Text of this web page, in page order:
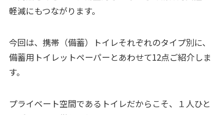
軽減にもつながります。
今回は、携帯（備蓄）トイレそれぞれのタイプ別に、
備蓄用トイレットペーパーとあわせて12点ご紹介しま
す。
プライベート空間であるトイレだからこそ、１人ひと